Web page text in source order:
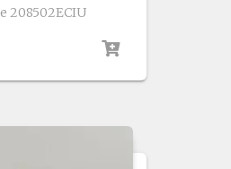
208502ECIU